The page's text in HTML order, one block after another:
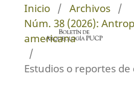
Inicio / Archivos /
Núm. 38 (2026):
americana
/
Estudios o reportes de